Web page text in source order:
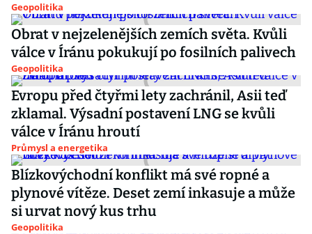
Geopolitika
Obrat v nejzelenějších zemích světa. Kvůli
válce v Íránu pokukují po fosilních palivech
Geopolitika
Evropu před čtyřmi lety zachránil, Asii teď
zklamal. Výsadní postavení LNG se kvůli
válce v Íránu hroutí
Průmysl a energetika
Blízkovýchodní konflikt má své ropné a
plynové vítěze. Deset zemí inkasuje a může
si urvat nový kus trhu
Geopolitika